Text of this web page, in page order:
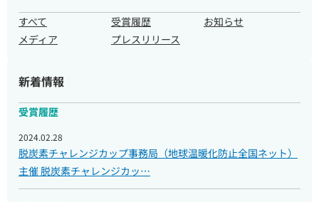
取材のご依頼
すべて 受賞履歴
お知らせ
メディア
プレスリリース
新着情報
受賞履歴
2024.02.28
脱炭素チャレンジカップ事務局（地球温暖化防止全国ネット）
主催 脱炭素チャレンジカッ…